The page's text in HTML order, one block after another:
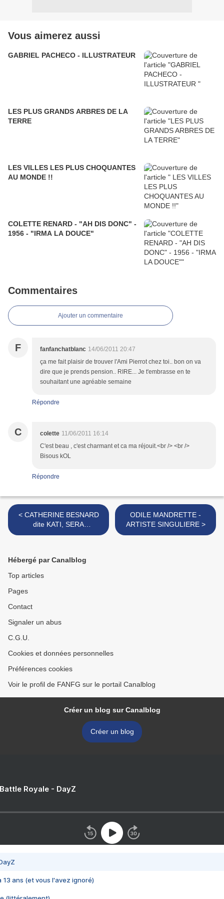
Vous aimerez aussi
GABRIEL PACHECO - ILLUSTRATEUR
LES PLUS GRANDS ARBRES DE LA
TERRE
LES VILLES LES PLUS CHOQUANTES
AU MONDE !!
COLETTE RENARD - "AH DIS DONC" -
1956 - "IRMA LA DOUCE"
Commentaires
Ajouter un commentaire
F fanfanchatblanc 14/06/2011 20:47
ça me fait plaisir de trouver l'Ami Pierrot chez toi.. bon on va
dire que je prends pension.. RIRE... Je t'embrasse en te
souhaitant une agréable semaine
Répondre
C colette 11/06/2011 16:14
C'est beau , c'est charmant et ca ma réjouit.<br /> <br />
Bisous kOL
Répondre
< CATHERINE BESNARD
dite KATI, SERA
PRESENTE!!
ODILE MANDRETTE -
ARTISTE SINGULIERE >
Hébergé par Canalblog
Top articles
Pages
Contact
Signaler un abus
C.G.U.
Cookies et données personnelles
Préférences cookies
Voir le profil de FANFG sur le portail Canalblog
Créer un blog sur Canalblog
Créer un blog
Royale - DayZ
13 ans (et vous l'avez ignoré)